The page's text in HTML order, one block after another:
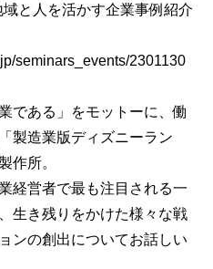
と人を活かす企業事例紹介
seminars_events/2301130
である」をモットーに、働
製造業版ディズニーラン
作所。
経営者で最も注目される一
生き残りをかけた様々な戦
ンの創出についてお話しい